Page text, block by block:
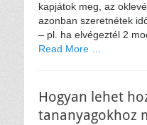
kapjátok meg, az
azonban szeretnétek
– pl. ha elvégeztél 2
Read More …
Hogyan lehet
tananyagokhoz